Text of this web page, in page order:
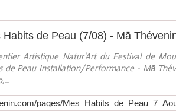
Habits de Peau (7/08) - Mā
Artistique Natur'Art du Festival de
de Peau Installation/Performance - Mā